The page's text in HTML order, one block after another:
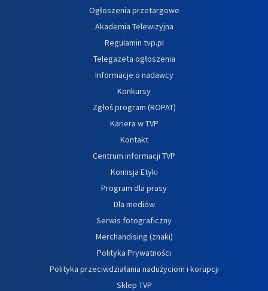
Ogłoszenia przetargowe
Akademia Telewizyjna
Regulamin tvp.pl
Telegazeta ogłoszenia
Informacje o nadawcy
Konkursy
Zgłoś program (ROPAT)
Kariera w TVP
Kontakt
Centrum informacji TVP
Komisja Etyki
Program dla prasy
Dla mediów
Serwis fotograficzny
Merchandising (znaki)
Polityka Prywatności
Polityka przeciwdziałania nadużyciom i korupcji
Sklep TVP